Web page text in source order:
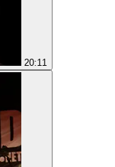
20:11